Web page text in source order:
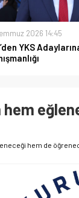
2026 14:45
YKS
hem de